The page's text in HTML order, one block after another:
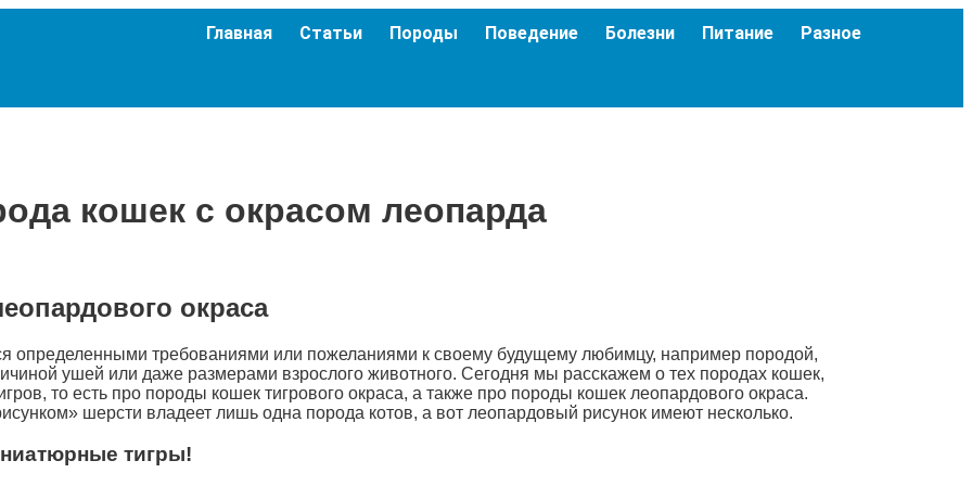
Главная Статьи Породы Поведение Болезни Питание Разное
кошек с окрасом леопарда
окраса
определенными требованиями или пожеланиями к своему будущему любимцу, например породой,
ушей или даже размерами взрослого животного. Сегодня мы расскажем о тех породах кошек,
то есть про породы кошек тигрового окраса, а также про породы кошек леопардового окраса.
шерсти владеет лишь одна порода котов, а вот леопардовый рисунок имеют несколько.
тигры!